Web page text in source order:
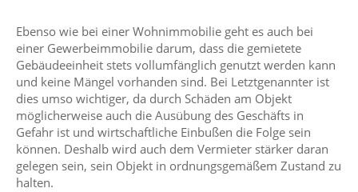
Ebenso wie bei einer Wohnimmobilie geht es auch bei
einer Gewerbeimmobilie darum, dass die gemietete
Gebäudeeinheit stets vollumfänglich genutzt werden kann
und keine Mängel vorhanden sind. Bei Letztgenannter ist
dies umso wichtiger, da durch Schäden am Objekt
möglicherweise auch die Ausübung des Geschäfts in
Gefahr ist und wirtschaftliche Einbußen die Folge sein
können. Deshalb wird auch dem Vermieter stärker daran
gelegen sein, sein Objekt in ordnungsgemäßem Zustand zu
halten.